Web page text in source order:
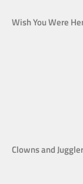
Wish You Were
Clowns and